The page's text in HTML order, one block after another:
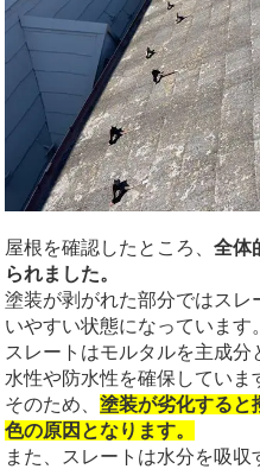
屋根を確認したところ、全体
られました。
塗装が剥がれた部分ではスレ
いやすい状態になっています。
スレートはモルタルを主成
水性や防水性を確保していま
そのため、塗装が劣化すると
色の原因となります。
また、スレートは水分を吸